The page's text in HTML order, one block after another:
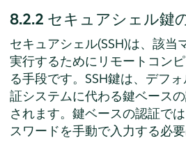
8.2.2 セキュアシェル鍵
セキュアシェル(SSH)は、該当
実行するためにリモートコン
る手段です。SSH鍵は、デフ
証システムに代わる鍵ベース
されます。鍵ベースの認証で
スワードを手動で入力する必要